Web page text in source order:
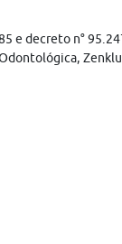
e decreto n°